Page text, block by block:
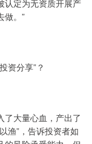
认定为无资质开展产
做。”
资分享”？
了大量心血，产出了
渔”，告诉投资者如